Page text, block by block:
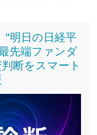
"明日の日経平
先端ファンダ
断をスマート